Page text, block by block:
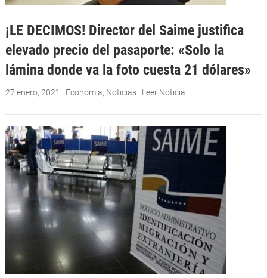
¡LE DECIMOS! Director del Saime justifica
elevado precio del pasaporte: «Solo la
lámina donde va la foto cuesta 21 dólares»
27 enero, 2021 | Economia, Noticias | Leer Noticia